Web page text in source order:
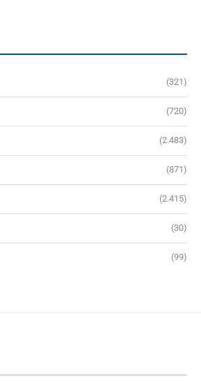
(321)
(720)
(2.483)
(871)
(2.415)
(30)
(99)